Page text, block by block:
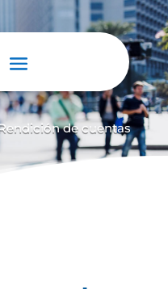
de cuentas